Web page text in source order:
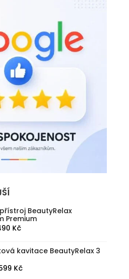
BeautyRelax
Premium
Kč.
KčAktuální
je:
490 Kč.
kavitace BeautyRelax 3
KčAktuální